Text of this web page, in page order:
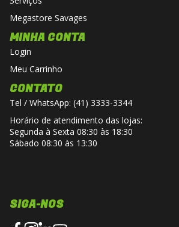
Megastore Savages
MINHA CONTA
Login
Meu Carrinho
CONTATO
Tel / WhatsApp: (41) 3333-3344
Horário de atendimento das lojas:
Segunda à Sexta 08:30 às 18:30
Sábado 08:30 às 13:30
SIGA-NOS